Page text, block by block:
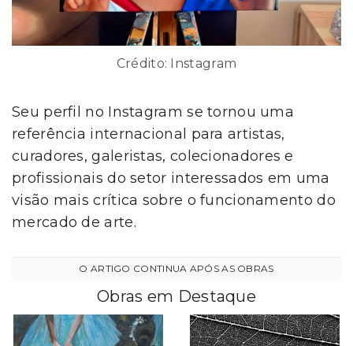
Crédito: Instagram
Seu perfil no Instagram se tornou uma
referência internacional para artistas,
curadores, galeristas, colecionadores e
profissionais do setor interessados em uma
visão mais crítica sobre o funcionamento do
mercado de arte.
Obras em Destaque